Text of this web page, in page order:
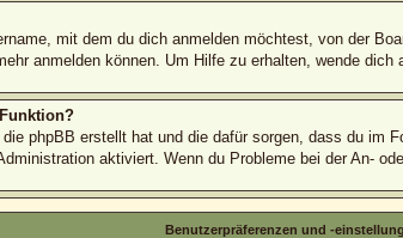
mit dem du dich anmelden möchtest, von der
anmelden können. Um Hilfe zu erhalten, wende dich
phpBB erstellt hat und die dafür sorgen, dass du im
aktiviert. Wenn du Probleme bei der An-
Benutzerpräferenzen und -